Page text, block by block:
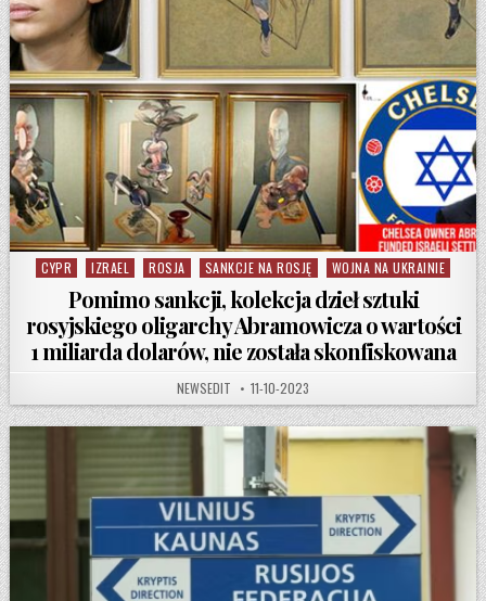
Posted in
CYPR IZRAEL ROSJA SANKCJE NA ROSJĘ WOJNA NA UKRAINIE
Pomimo sankcji, kolekcja dzieł sztuki
rosyjskiego oligarchy Abramowicza o wartości
1 miliarda dolarów, nie została skonfiskowana
AUTHOR:
NEWSEDIT PUBLISHED DATE:
11-10-2023